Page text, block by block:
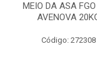
MEIO DA ASA
AVENOVA
Código: 272308